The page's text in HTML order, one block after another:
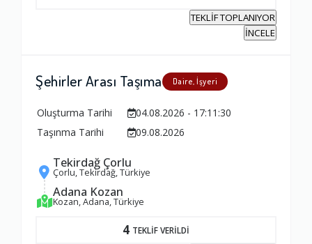
TEKLİF TOPLANIYOR
İNCELE
Şehirler Arası Taşıma Daire, İşyeri
Oluşturma Tarihi
04.08.2026 - 17:11:30
Taşınma Tarihi
09.08.2026
Tekirdağ Çorlu
Çorlu, Tekirdağ, Türkiye
Adana Kozan
Kozan, Adana, Türkiye
4 TEKLİF VERİLDİ